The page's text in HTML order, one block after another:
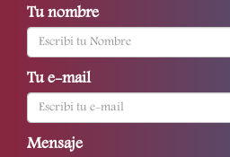
Tu nombre
Tu e-mail
Mensaje